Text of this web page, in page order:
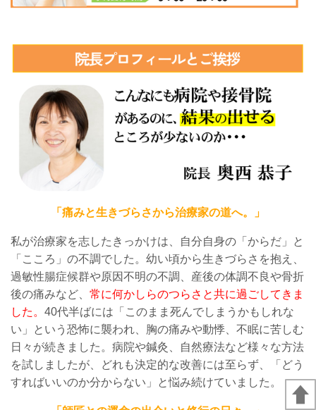
「痛みと生きづらさから治療家の道へ。」
私が治療家を志したきっかけは、自分自身の「からだ」と
「こころ」の不調でした。幼い頃から生きづらさを抱え、
過敏性腸症候群や原因不明の不調、産後の体調不良や骨折
後の痛みなど、 常に何かしらのつらさと共に過ごしてきま
した。 40代半ばには「このまま死んでしまうかもしれな
い」という恐怖に襲われ、胸の痛みや動悸、不眠に苦しむ
日々が続きました。病院や鍼灸、自然療法など様々な方法
を試しましたが、どれも決定的な改善には至らず、「どう
すればいいのか分からない」と悩み続けていました。